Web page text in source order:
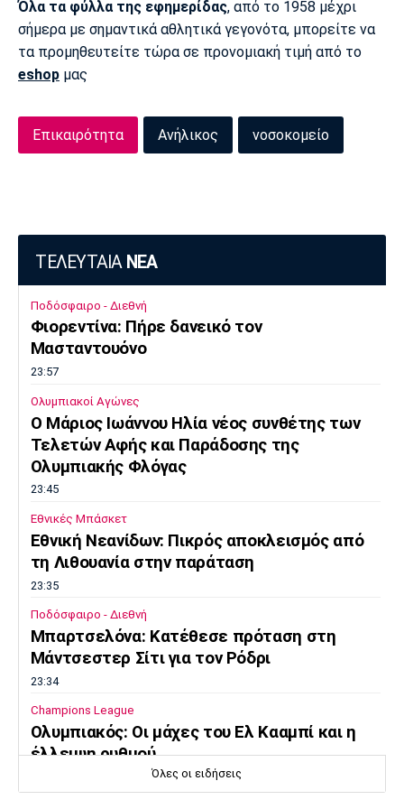
Πόρτο Μπενφίκα
Όλα τα φύλλα της εφημερίδας, από το 1958 μέχρι
σήμερα με σημαντικά αθλητικά γεγονότα, μπορείτε να
τα προμηθευτείτε τώρα σε προνομιακή τιμή από το
eshop μας
Επικαιρότητα Ανήλικος νοσοκομείο
ΤΕΛΕΥΤΑΙΑ ΝΕΑ
Ποδόσφαιρο - Διεθνή
Φιορεντίνα: Πήρε δανεικό τον
Μασταντουόνο
23:57
Ολυμπιακοί Αγώνες
O Μάριος Ιωάννου Ηλία νέος συνθέτης των
Τελετών Αφής και Παράδοσης της
Ολυμπιακής Φλόγας
23:45
Εθνικές Μπάσκετ
Εθνική Νεανίδων: Πικρός αποκλεισμός από
τη Λιθουανία στην παράταση
23:35
Ποδόσφαιρο - Διεθνή
Μπαρτσελόνα: Κατέθεσε πρόταση στη
Μάντσεστερ Σίτι για τον Ρόδρι
23:34
Champions League
Ολυμπιακός: Οι μάχες του Ελ Κααμπί και η
έλλειψη ρυθμού
Όλες οι ειδήσεις